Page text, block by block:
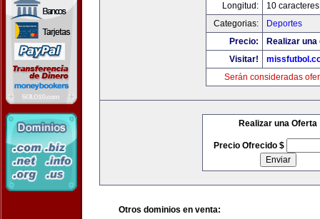
Longitud:
10 caracteres
Categorias:
Deportes
Precio:
Realizar
Visitar!
Serán consideradas
Realizar una Oferta
Precio Ofrecido $
Otros dominios en venta: